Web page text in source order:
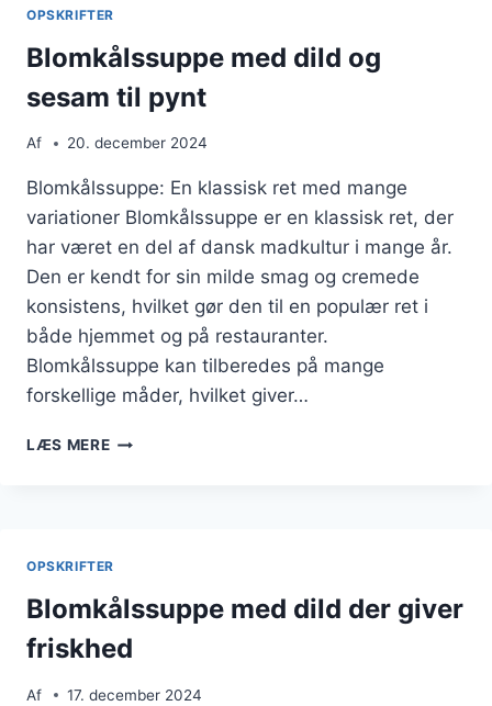
OPSKRIFTER
Blomkålssuppe med dild og
sesam til pynt
Af 20. december 2024
Blomkålssuppe: En klassisk ret med mange
variationer Blomkålssuppe er en klassisk ret, der
har været en del af dansk madkultur i mange år.
Den er kendt for sin milde smag og cremede
konsistens, hvilket gør den til en populær ret i
både hjemmet og på restauranter.
Blomkålssuppe kan tilberedes på mange
forskellige måder, hvilket giver…
LÆS MEREBLOMKÅLSSUPPE
OPSKRIFTER
Blomkålssuppe med dild der giver
friskhed
Af 17. december 2024